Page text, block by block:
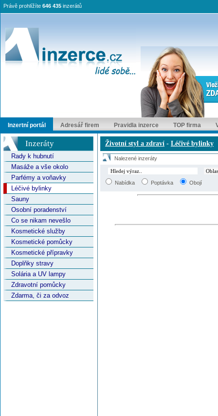
Právě prohlížíte 646 435 inzerátů
Inzertní portál Adresář firem Pravidla inzerce TOP firma
Inzeráty
Rady k hubnutí
Masáže a vše okolo
Parfémy a voňavky
Léčivé bylinky
Sauny
Osobní poradenství
Co se nikam nevešlo
Kosmetické služby
Kosmetické pomůcky
Kosmetické přípravky
Doplňky stravy
Solária a UV lampy
Zdravotní pomůcky
Zdarma, či za odvoz
Životní styl a zdraví - Léčivé bylinky
Nalezené inzeráty
Nabídka Poptávka Obojí